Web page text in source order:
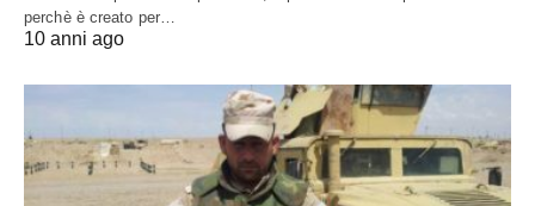
perchè è creato per…
10 anni ago